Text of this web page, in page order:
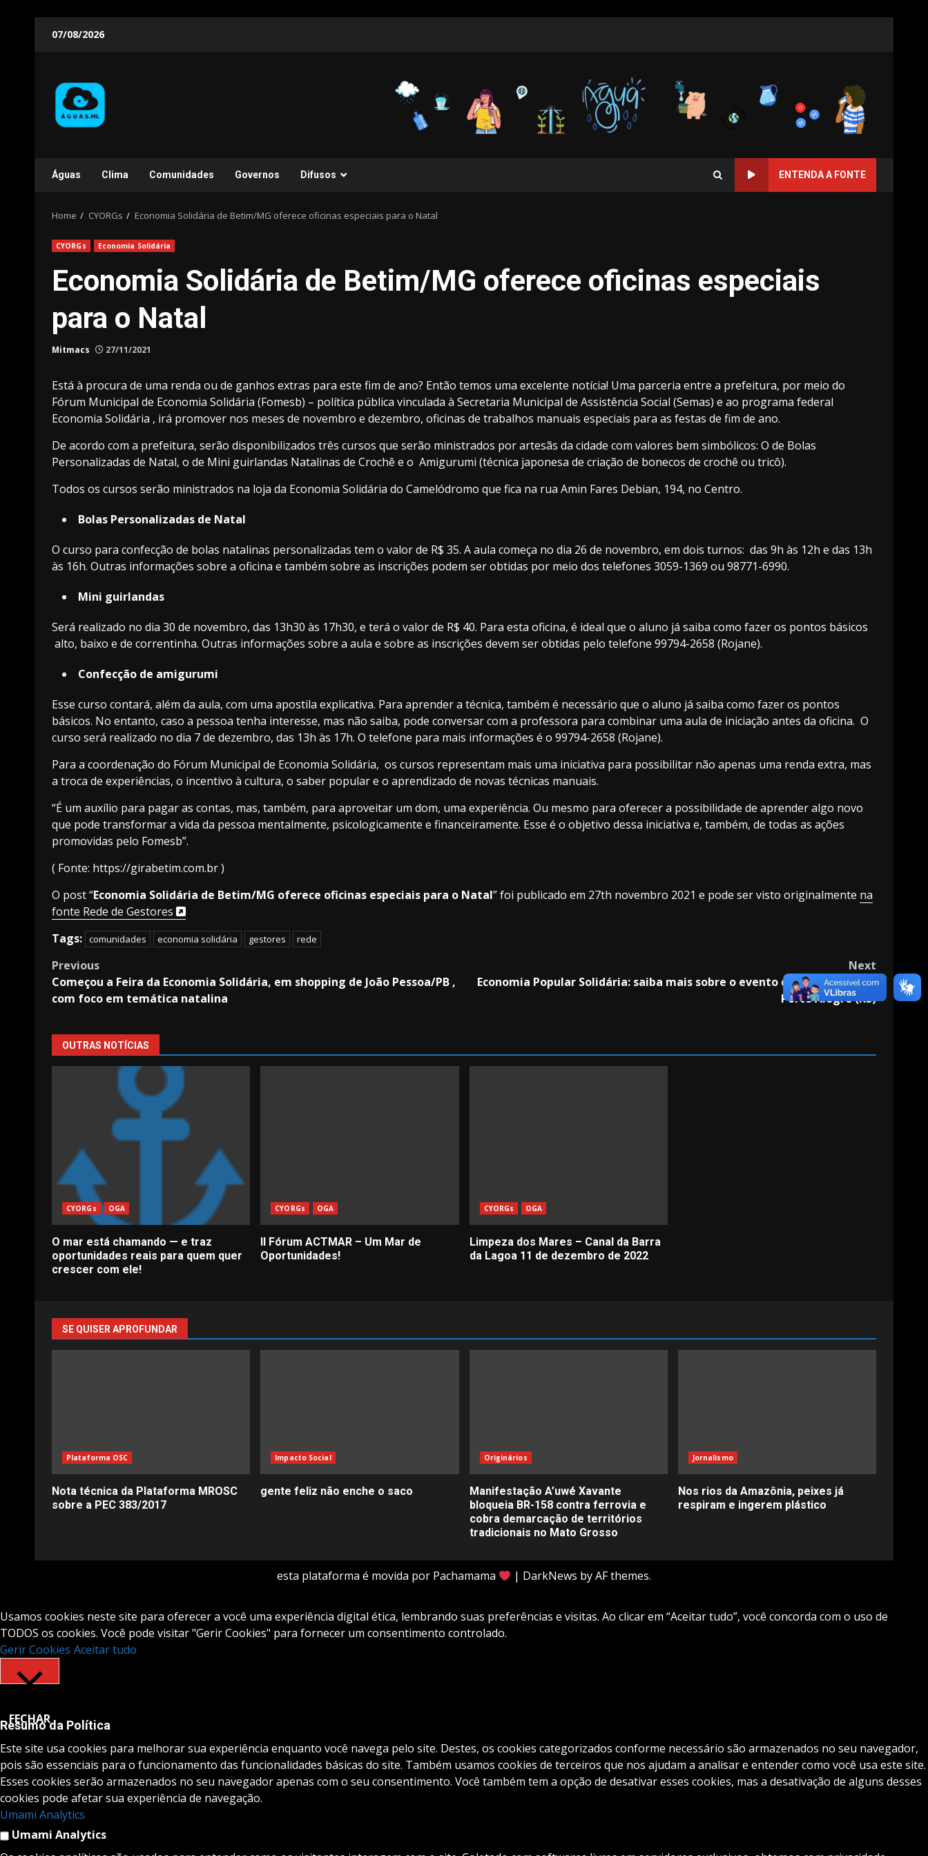
07/08/2026
Águas Clima Comunidades Governos Difusos ENTENDA A FONTE
Home CYORGs Economia Solidária de Betim/MG oferece oficinas especiais para o Natal
CYORGs Economia Solidária
Economia Solidária de Betim/MG oferece oficinas especiais
para o Natal
Mitmacs 27/11/2021
Está à procura de uma renda ou de ganhos extras para este fim de ano? Então temos uma excelente notícia! Uma parceria entre a prefeitura, por meio do
Fórum Municipal de Economia Solidária (Fomesb) – política pública vinculada à Secretaria Municipal de Assistência Social (Semas) e ao programa federal
Economia Solidária , irá promover nos meses de novembro e dezembro, oficinas de trabalhos manuais especiais para as festas de fim de ano.
De acordo com a prefeitura, serão disponibilizados três cursos que serão ministrados por artesãs da cidade com valores bem simbólicos: O de Bolas
Personalizadas de Natal, o de Mini guirlandas Natalinas de Crochê e o Amigurumi (técnica japonesa de criação de bonecos de crochê ou tricô).
Todos os cursos serão ministrados na loja da Economia Solidária do Camelódromo que fica na rua Amin Fares Debian, 194, no Centro.
Bolas Personalizadas de Natal
O curso para confecção de bolas natalinas personalizadas tem o valor de R$ 35. A aula começa no dia 26 de novembro, em dois turnos: das 9h às 12h e das 13h
às 16h. Outras informações sobre a oficina e também sobre as inscrições podem ser obtidas por meio dos telefones 3059-1369 ou 98771-6990.
Mini guirlandas
Será realizado no dia 30 de novembro, das 13h30 às 17h30, e terá o valor de R$ 40. Para esta oficina, é ideal que o aluno já saiba como fazer os pontos básicos
alto, baixo e de correntinha. Outras informações sobre a aula e sobre as inscrições devem ser obtidas pelo telefone 99794-2658 (Rojane).
Confecção de amigurumi
Esse curso contará, além da aula, com uma apostila explicativa. Para aprender a técnica, também é necessário que o aluno já saiba como fazer os pontos
básicos. No entanto, caso a pessoa tenha interesse, mas não saiba, pode conversar com a professora para combinar uma aula de iniciação antes da oficina. O
curso será realizado no dia 7 de dezembro, das 13h às 17h. O telefone para mais informações é o 99794-2658 (Rojane).
Para a coordenação do Fórum Municipal de Economia Solidária, os cursos representam mais uma iniciativa para possibilitar não apenas uma renda extra, mas
a troca de experiências, o incentivo à cultura, o saber popular e o aprendizado de novas técnicas manuais.
“É um auxílio para pagar as contas, mas, também, para aproveitar um dom, uma experiência. Ou mesmo para oferecer a possibilidade de aprender algo novo
que pode transformar a vida da pessoa mentalmente, psicologicamente e financeiramente. Esse é o objetivo dessa iniciativa e, também, de todas as ações
promovidas pelo Fomesb”.
( Fonte: https://girabetim.com.br )
O post “Economia Solidária de Betim/MG oferece oficinas especiais para o Natal” foi publicado em 27th novembro 2021 e pode ser visto originalmente na
fonte Rede de Gestores
Tags: comunidades economia solidária gestores rede
Post
navigation
Previous
Começou a Feira da Economia Solidária, em shopping de João Pessoa/PB ,
com foco em temática natalina
Next
Economia Popular Solidária: saiba mais sobre o evento que acontece em
Porto Alegre (RS)
OUTRAS NOTÍCIAS
CYORGs OGA
O mar está chamando — e traz
oportunidades reais para quem quer
crescer com ele!
CYORGs OGA
II Fórum ACTMAR – Um Mar de
Oportunidades!
CYORGs OGA
Limpeza dos Mares – Canal da Barra
da Lagoa 11 de dezembro de 2022
SE QUISER APROFUNDAR
Plataforma OSC
Nota técnica da Plataforma MROSC
sobre a PEC 383/2017
Impacto Social
gente feliz não enche o saco
Originários
Manifestação A’uwé Xavante
bloqueia BR-158 contra ferrovia e
cobra demarcação de territórios
tradicionais no Mato Grosso
Jornalismo
Nos rios da Amazônia, peixes já
respiram e ingerem plástico
esta plataforma é movida por Pachamama | DarkNews by AF themes.
Usamos cookies neste site para oferecer a você uma experiência digital ética, lembrando suas preferências e visitas. Ao clicar em “Aceitar tudo”, você concorda com o uso de
TODOS os cookies. Você pode visitar "Gerir Cookies" para fornecer um consentimento controlado.
Gerir Cookies Aceitar tudo
FECHAR
Resumo da Política
Este site usa cookies para melhorar sua experiência enquanto você navega pelo site. Destes, os cookies categorizados conforme necessário são armazenados no seu navegador,
pois são essenciais para o funcionamento das funcionalidades básicas do site. Também usamos cookies de terceiros que nos ajudam a analisar e entender como você usa este site.
Esses cookies serão armazenados no seu navegador apenas com o seu consentimento. Você também tem a opção de desativar esses cookies, mas a desativação de alguns desses
cookies pode afetar sua experiência de navegação.
Umami Analytics
Umami Analytics